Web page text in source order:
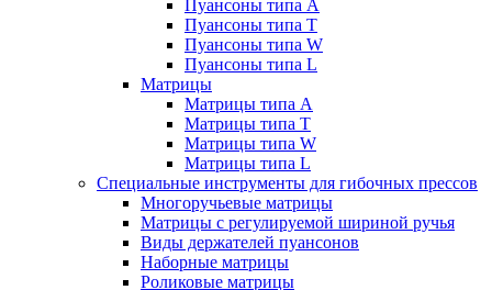
Пуансоны типа A
Пуансоны типа T
Пуансоны типа W
Пуансоны типа L
Матрицы
Матрицы типа A
Матрицы типа T
Матрицы типа W
Матрицы типа L
Специальные инструменты для гибочных прессов
Многоручьевые матрицы
Матрицы с регулируемой шириной ручья
Виды держателей пуансонов
Наборные матрицы
Роликовые матрицы